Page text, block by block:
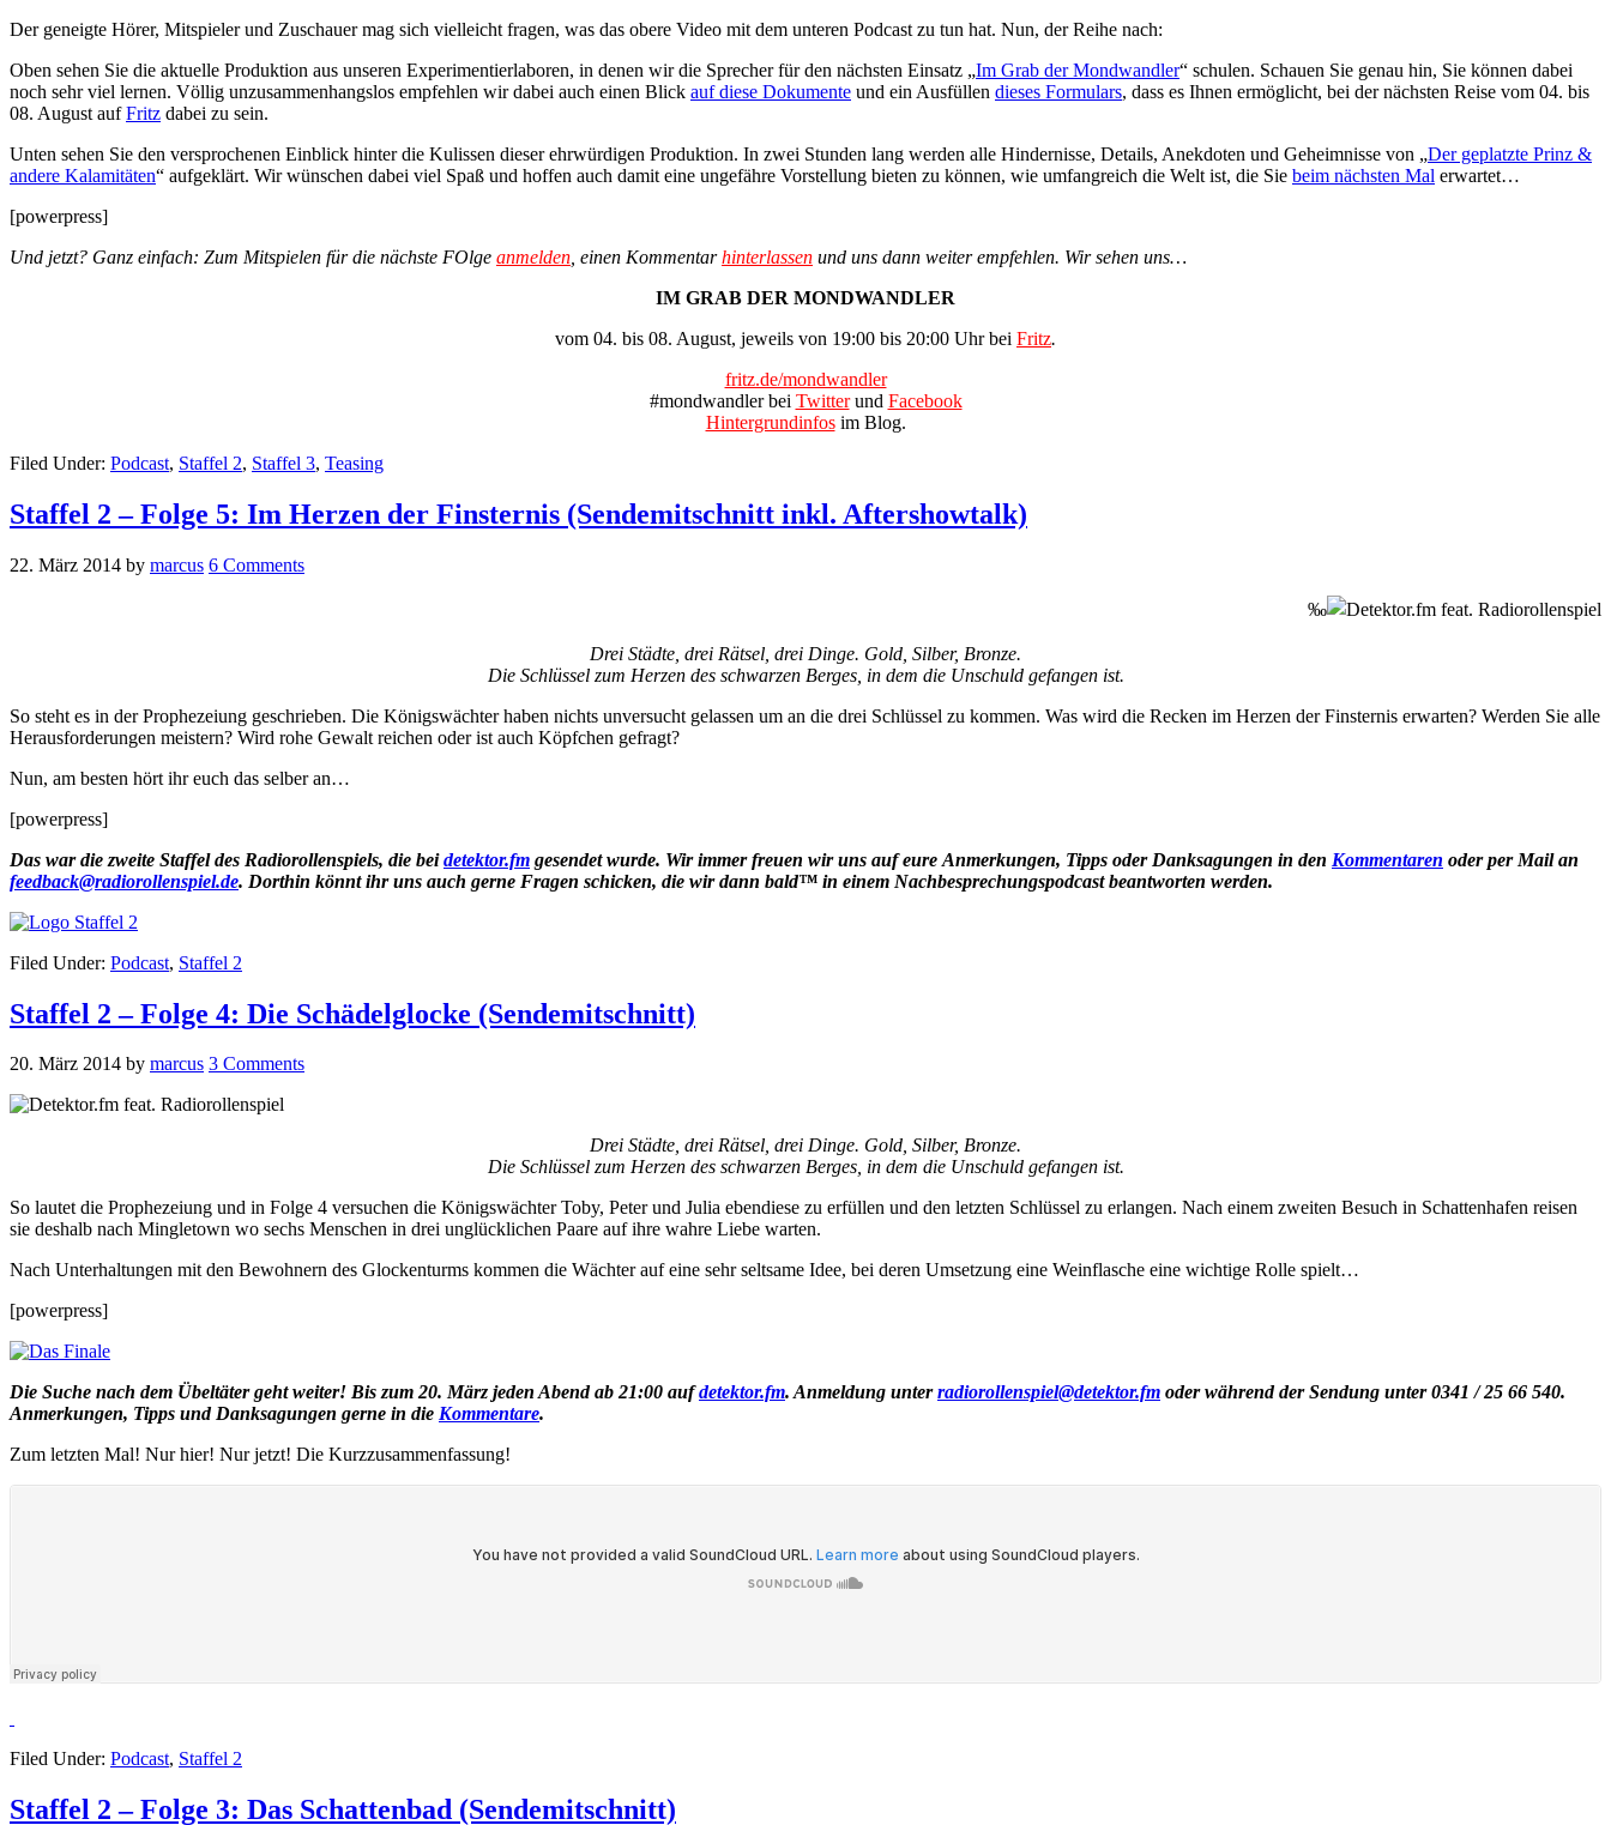
Der geneigte Hörer, Mitspieler und Zuschauer mag sich vielleicht fragen, was das obere Video mit dem unteren Podcast zu tun hat. Nun, der Reihe nach:
Oben sehen Sie die aktuelle Produktion aus unseren Experimentierlaboren, in denen wir die Sprecher für den nächsten Einsatz „Im Grab der Mondwandler“ schulen. Schauen Sie genau hin, Sie können dabei
noch sehr viel lernen. Völlig unzusammenhangslos empfehlen wir dabei auch einen Blick auf diese Dokumente und ein Ausfüllen dieses Formulars, dass es Ihnen ermöglicht, bei der nächsten Reise vom 04. bis
08. August aufFritz dabei zu sein.
Unten sehen Sie den versprochenen Einblick hinter die Kulissen dieser ehrwürdigen Produktion. In zwei Stunden lang werden alle Hindernisse, Details, Anekdoten und Geheimnisse von „Der geplatzte Prinz &
andere Kalamitäten“ aufgeklärt. Wir wünschen dabei viel Spaß und hoffen auch damit eine ungefähre Vorstellung bieten zu können, wie umfangreich die Welt ist, die Sie beim nächsten Mal erwartet…
[powerpress]
Und jetzt? Ganz einfach: Zum Mitspielen für die nächste FOlge anmelden , einen Kommentarhinterlassen und uns dann weiter empfehlen. Wir sehen uns…
IM GRAB DER MONDWANDLER
vom 04. bis 08. August, jeweils von 19:00 bis 20:00 Uhr bei Fritz.
fritz.de/mondwandler
#mondwandler bei Twitterund Facebook
Hintergrundinfosim Blog.
Filed Under: Podcast, Staffel 2, Staffel 3, Teasing
Staffel 2 – Folge 5: Im Herzen der Finsternis (Sendemitschnitt inkl. Aftershowtalk)
22. März 2014 by marcus 6 Comments
‰
Drei Städte, drei Rätsel, drei Dinge. Gold, Silber, Bronze.
Die Schlüssel zum Herzen des schwarzen Berges, in dem die Unschuld gefangen ist.
So steht es in der Prophezeiung geschrieben. Die Königswächter haben nichts unversucht gelassen um an die drei Schlüssel zu kommen. Was wird die Recken im Herzen der Finsternis erwarten? Werden Sie alle
Herausforderungen meistern? Wird rohe Gewalt reichen oder ist auch Köpfchen gefragt?
Nun, am besten hört ihr euch das selber an…
[powerpress]
Das war die zweite Staffel des Radiorollenspiels, die beidetektor.fm gesendet wurde. Wir immer freuen wir uns auf eure Anmerkungen, Tipps oder Danksagungen in den Kommentaren oder per Mail an
feedback@radiorollenspiel.de. Dorthin könnt ihr uns auch gerne Fragen schicken, die wir dann bald™ in einem Nachbesprechungspodcast beantworten werden.
Filed Under: Podcast, Staffel 2
Staffel 2 – Folge 4: Die Schädelglocke (Sendemitschnitt)
20. März 2014 by marcus 3 Comments
Drei Städte, drei Rätsel, drei Dinge. Gold, Silber, Bronze.
Die Schlüssel zum Herzen des schwarzen Berges, in dem die Unschuld gefangen ist.
So lautet die Prophezeiung und in Folge 4 versuchen die Königswächter Toby, Peter und Julia ebendiese zu erfüllen und den letzten Schlüssel zu erlangen. Nach einem zweiten Besuch in Schattenhafen reisen
sie deshalb nach Mingletown wo sechs Menschen in drei unglücklichen Paare auf ihre wahre Liebe warten.
Nach Unterhaltungen mit den Bewohnern des Glockenturms kommen die Wächter auf eine sehr seltsame Idee, bei deren Umsetzung eine Weinflasche eine wichtige Rolle spielt…
[powerpress]
Die Suche nach dem Übeltäter geht weiter! Bis zum 20. März jeden Abend ab 21:00 aufdetektor.fm. Anmeldung unterradiorollenspiel@detektor.fm oder während der Sendung unter 0341 / 25 66 540.
Anmerkungen, Tipps und Danksagungen gerne in die Kommentare.
Zum letzten Mal! Nur hier! Nur jetzt! Die Kurzzusammenfassung!
Filed Under: Podcast, Staffel 2
Staffel 2 – Folge 3: Das Schattenbad (Sendemitschnitt)